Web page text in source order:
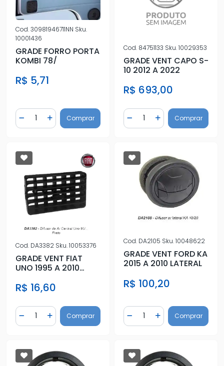
Cod.30981946711NN Sku.
10001436
GRADE FORRO PORTA
KOMBI 78/
R$ 5,71
Diminuir Quantidade
Quantidade
Adicionar Quantidade
Comprar
Cod. 84751133 Sku.10029353
GRADE VENT CAPO S-
10 2012 A 2022
R$ 693,00
Diminuir Quantidade
Quantidade
AdicionarComprar
Cod. DA3382 Sku.10053376
GRADE VENT FIAT
UNO 1995 A 2010
R$ 16,60
Diminuir Quantidade
Quantidade
Adicionar Quantidade
Comprar
Cod. DA2105 Sku.10048622
GRADE VENT FORD KA
2015 A 2010 LATERAL
R$ 100,20
Diminuir Quantidade
Quantidade
AdicionarComprar